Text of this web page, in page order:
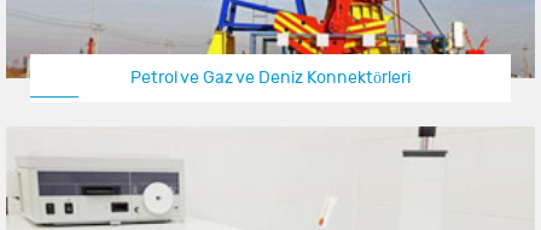
Petrol ve Gaz ve Deniz Konnektörleri